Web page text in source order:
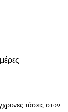
τάσεις στον